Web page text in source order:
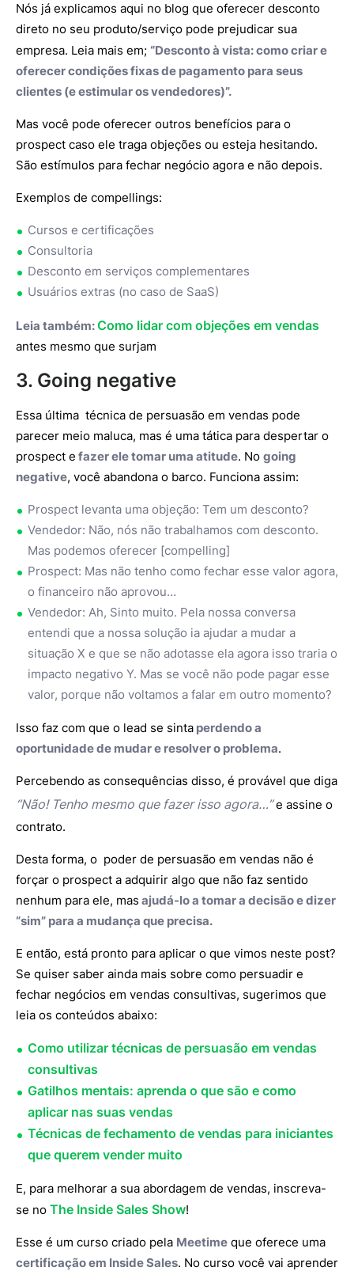
Nós já explicamos aqui no blog que oferecer desconto
direto no seu produto/serviço pode prejudicar sua
empresa. Leia mais em; “Desconto à vista: como criar e
oferecer condições fixas de pagamento para seus
clientes (e estimular os vendedores)”.
Mas você pode oferecer outros benefícios para o
prospect caso ele traga objeções ou esteja hesitando.
São estímulos para fechar negócio agora e não depois.
Exemplos de compellings:
Cursos e certificações
Consultoria
Desconto em serviços complementares
Usuários extras (no caso de SaaS)
Leia também:Como lidar com objeções em vendas
antes mesmo que surjam
3. Going negative
Essa última técnica de persuasão em vendas pode
parecer meio maluca, mas é uma tática para despertar o
prospect e fazer ele tomar uma atitude. No going
negative, você abandona o barco. Funciona assim:
Prospect levanta uma objeção: Tem um desconto?
Vendedor: Não, nós não trabalhamos com desconto.
Mas podemos oferecer [compelling]
Prospect: Mas não tenho como fechar esse valor agora,
o financeiro não aprovou…
Vendedor: Ah, Sinto muito. Pela nossa conversa
entendi que a nossa solução ia ajudar a mudar a
situação X e que se não adotasse ela agora isso traria o
impacto negativo Y. Mas se você não pode pagar esse
valor, porque não voltamos a falar em outro momento?
Isso faz com que o lead se sinta perdendo a
oportunidade de mudar e resolver o problema.
Percebendo as consequências disso, é provável que diga
“Não! Tenho mesmo que fazer isso agora…”e assine o
contrato.
Desta forma, o poder de persuasão em vendas não é
forçar o prospect a adquirir algo que não faz sentido
nenhum para ele, mas ajudá-lo a tomar a decisão e dizer
“sim” para a mudança que precisa.
E então, está pronto para aplicar o que vimos neste post?
Se quiser saber ainda mais sobre como persuadir e
fechar negócios em vendas consultivas, sugerimos que
leia os conteúdos abaixo:
Como utilizar técnicas de persuasão em vendas
consultivas
Gatilhos mentais: aprenda o que são e como
aplicar nas suas vendas
Técnicas de fechamento de vendas para iniciantes
que querem vender muito
E, para melhorar a sua abordagem de vendas, inscreva-
se no The Inside Sales Show!
Esse é um curso criado pela Meetime que oferece uma
certificação em Inside Sales. No curso você vai aprender